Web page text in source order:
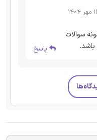
سوالات
پاسخ